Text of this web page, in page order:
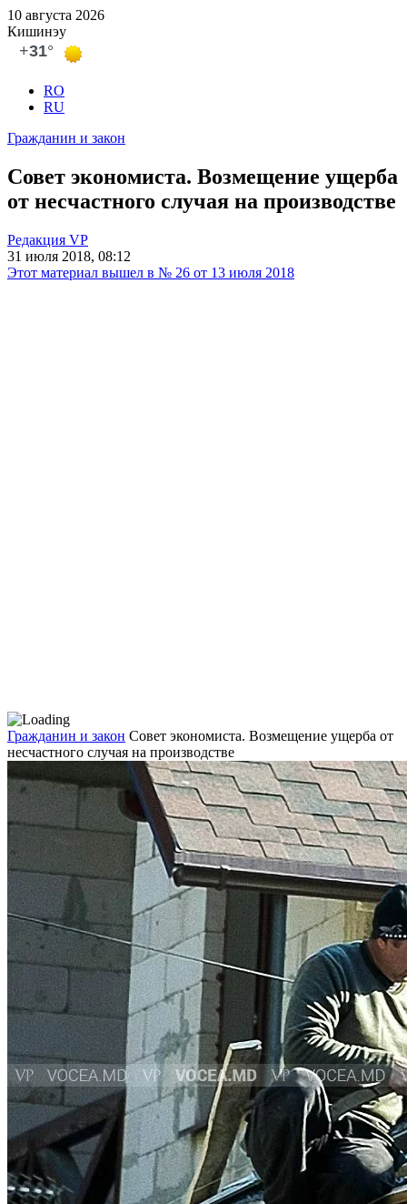
10 августа 2026
Кишинэу
RO
RU
Гражданин и закон
Совет экономиста. Возмещение ущерба
от несчастного случая на производстве
Редакция VP
31 июля 2018, 08:12
Этот материал вышел в № 26 от 13 июля 2018
Гражданин и закон Совет экономиста. Возмещение ущерба от
несчастного случая на производстве